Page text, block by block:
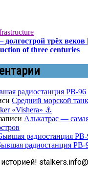
трёх веков
of three centuries
радиостанция РВ-96
Средний морской
«Vishera» ⚓
Алькатрас —
радиостанция
радиостанция РВ-